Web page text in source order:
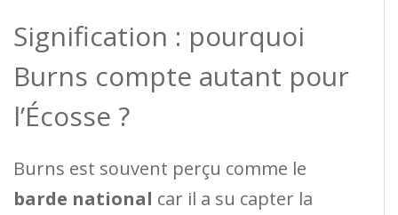
Signification : pourquoi
Burns compte autant pour
l’Écosse ?
Burns est souvent perçu comme le
barde national car il a su capter la